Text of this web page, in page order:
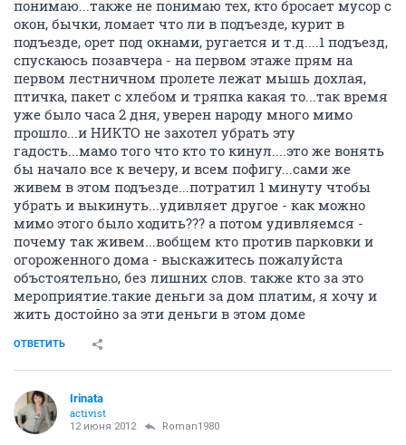
понимаю...также не понимаю тех, кто бросает мусор с
окон, бычки, ломает что ли в подъезде, курит в
подъезде, орет под окнами, ругается и т.д....1 подъезд,
спускаюсь позавчера - на первом этаже прям на
первом лестничном пролете лежат мышь дохлая,
птичка, пакет с хлебом и тряпка какая то...так время
уже было часа 2 дня, уверен народу много мимо
прошло...и НИКТО не захотел убрать эту
гадость...мамо того что кто то кинул....это же вонять
бы начало все к вечеру, и всем пофигу...сами же
живем в этом подъезде...потратил 1 минуту чтобы
убрать и выкинуть...удивляет другое - как можно
мимо этого было ходить??? а потом удивляемся -
почему так живем...вобщем кто против парковки и
огороженного дома - выскажитесь пожалуйста
объстоятельно, без лишних слов. также кто за это
мероприятие.такие деньги за дом платим, я хочу и
жить достойно за эти деньги в этом доме
ОТВЕТИТЬ
Irinata
activist
12 июня 2012 Roman1980